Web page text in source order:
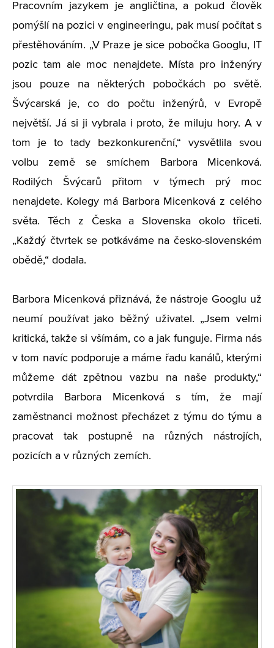
Pracovním jazykem je angličtina, a pokud člověk
pomýšlí na pozici v engineeringu, pak musí počítat s
přestěhováním. „V Praze je sice pobočka Googlu, IT
pozic tam ale moc nenajdete. Místa pro inženýry
jsou pouze na některých pobočkách po světě.
Švýcarská je, co do počtu inženýrů, v Evropě
největší. Já si ji vybrala i proto, že miluju hory. A v
tom je to tady bezkonkurenční,“ vysvětlila svou
volbu země se smíchem Barbora Micenková.
Rodilých Švýcarů přitom v týmech prý moc
nenajdete. Kolegy má Barbora Micenková z celého
světa. Těch z Česka a Slovenska okolo třiceti.
„Každý čtvrtek se potkáváme na česko-slovenském
obědě,“ dodala.
Barbora Micenková přiznává, že nástroje Googlu už
neumí používat jako běžný uživatel. „Jsem velmi
kritická, takže si všímám, co a jak funguje. Firma nás
v tom navíc podporuje a máme řadu kanálů, kterými
můžeme dát zpětnou vazbu na naše produkty,“
potvrdila Barbora Micenková s tím, že mají
zaměstnanci možnost přecházet z týmu do týmu a
pracovat tak postupně na různých nástrojích,
pozicích a v různých zemích.